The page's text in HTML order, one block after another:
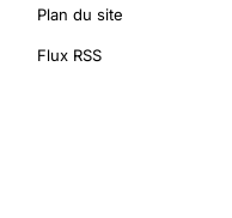
Plan du site
Flux RSS